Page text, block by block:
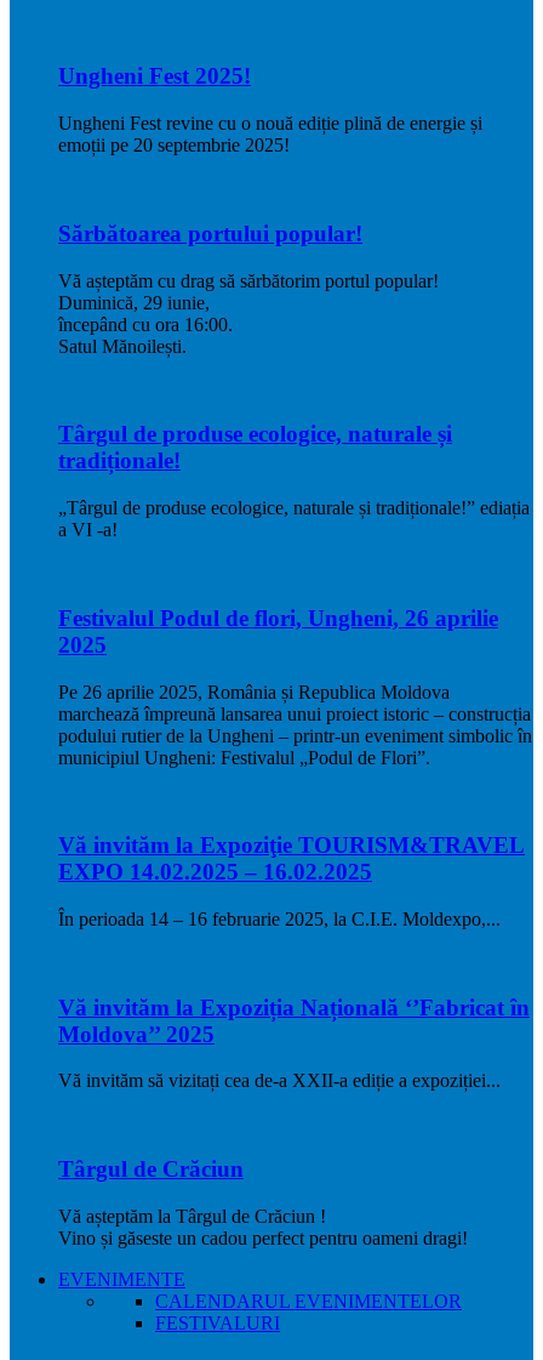
Ungheni Fest 2025!
Ungheni Fest revine cu o nouă ediție plină de energie și
emoții pe 20 septembrie 2025!
Sărbătoarea portului popular!
Vă așteptăm cu drag să sărbătorim portul popular!
Duminică, 29 iunie,
începând cu ora 16:00.
Satul Mănoilești.
Târgul de produse ecologice, naturale și
tradiționale!
„Târgul de produse ecologice, naturale și tradiționale!” ediația
a VI -a!
Festivalul Podul de flori, Ungheni, 26 aprilie
2025
Pe 26 aprilie 2025, România și Republica Moldova
marchează împreună lansarea unui proiect istoric – construcția
podului rutier de la Ungheni – printr-un eveniment simbolic în
municipiul Ungheni: Festivalul „Podul de Flori”.
Vă invităm la Expoziţie TOURISM&TRAVEL
EXPO 14.02.2025 – 16.02.2025
În perioada 14 – 16 februarie 2025, la C.I.E. Moldexpo,...
Vă invităm la Expoziția Națională ‘’Fabricat în
Moldova’’ 2025
Vă invităm să vizitați cea de-a XXII-a ediție a expoziției...
Târgul de Crăciun
Vă așteptăm la Târgul de Crăciun !
Vino și găseste un cadou perfect pentru oameni dragi!
EVENIMENTE
CALENDARUL EVENIMENTELOR
FESTIVALURI